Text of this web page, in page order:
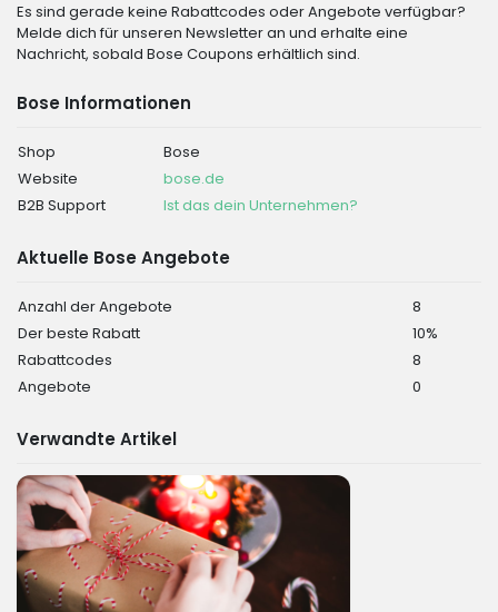
Es sind gerade keine Rabattcodes oder Angebote verfügbar?
Melde dich für unseren Newsletter an und erhalte eine
Nachricht, sobald Bose Coupons erhältlich sind.
Bose Informationen
Shop
Bose
Website
bose.de
B2B Support
Ist das dein Unternehmen?
Aktuelle Bose Angebote
Anzahl der Angebote
8
Der beste Rabatt
10%
Rabattcodes
8
Angebote
0
Verwandte Artikel